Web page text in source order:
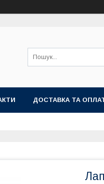
ДОСТАВКА ТА